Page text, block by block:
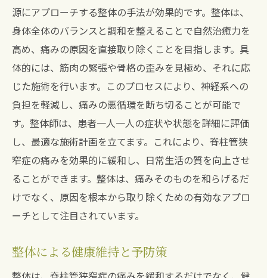
源にアプローチする整体の手法が効果的です。整体は、
身体全体のバランスと調和を整えることで自然治癒力を
高め、痛みの原因を直接取り除くことを目指します。具
体的には、筋肉の緊張や骨格の歪みを見極め、それに応
じた施術を行います。このプロセスにより、神経系への
負担を軽減し、痛みの悪循環を断ち切ることが可能で
す。整体師は、患者一人一人の症状や状態を詳細に評価
し、最適な施術計画を立てます。これにより、脊柱管狭
窄症の痛みを効果的に緩和し、日常生活の質を向上させ
ることができます。整体は、痛みそのものを和らげるだ
けでなく、原因を根本から取り除くための有効なアプロ
ーチとして注目されています。
整体による健康維持と予防策